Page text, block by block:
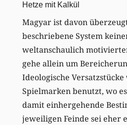
Hetze mit Kalkül
Magyar ist davon
beschriebene System
weltanschaulich
gehe allein um
Ideologische
Spielmarken benutzt, wo
damit einhergehende
jeweiligen Feinde sei eher